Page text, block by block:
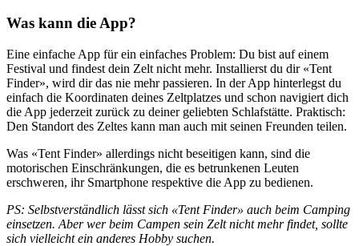
Was kann die App?
Eine einfache App für ein einfaches Problem: Du bist auf einem
Festival und findest dein Zelt nicht mehr. Installierst du dir «Tent
Finder», wird dir das nie mehr passieren. In der App hinterlegst du
einfach die Koordinaten deines Zeltplatzes und schon navigiert dich
die App jederzeit zurück zu deiner geliebten Schlafstätte. Praktisch:
Den Standort des Zeltes kann man auch mit seinen Freunden teilen.
Was «Tent Finder» allerdings nicht beseitigen kann, sind die
motorischen Einschränkungen, die es betrunkenen Leuten
erschweren, ihr Smartphone respektive die App zu bedienen.
PS: Selbstverständlich lässt sich «Tent Finder» auch beim Camping
einsetzen. Aber wer beim Campen sein Zelt nicht mehr findet, sollte
sich vielleicht ein anderes Hobby suchen.